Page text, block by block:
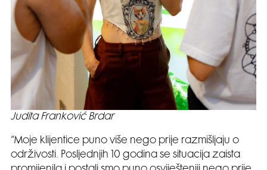
Judita Franković Brdar
“Moje klijentice puno više nego prije razmišljaju o
održivosti. Posljednjih 10 godina se situacija zaista